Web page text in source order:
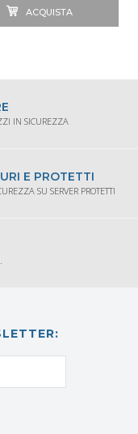
ACQUISTA
IN SICUREZZA
E PROTETTI
SU SERVER PROTETTI